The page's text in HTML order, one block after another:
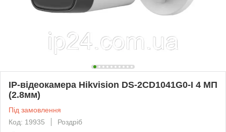
IP-відеокамера Hikvision DS-2CD1041G0-I 4 МП
(2.8мм)
Під замовлення
Код: 19935
Роздріб